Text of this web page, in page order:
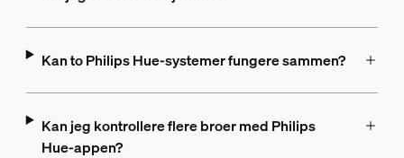
Kan to Philips Hue-systemer fungere sammen?
Kan jeg kontrollere flere broer med Philips
Hue-appen?